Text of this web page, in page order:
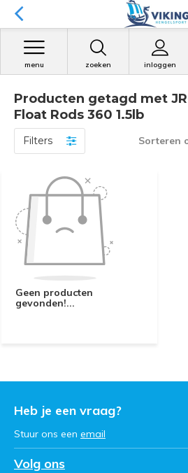
zoeken inloggen
menu
Producten getagd met
Float Rods 360 1.5lb
Filters Sorteren
Geen producten
gevonden!...
Heb je een vraag?
Stuur ons een email
Volg ons